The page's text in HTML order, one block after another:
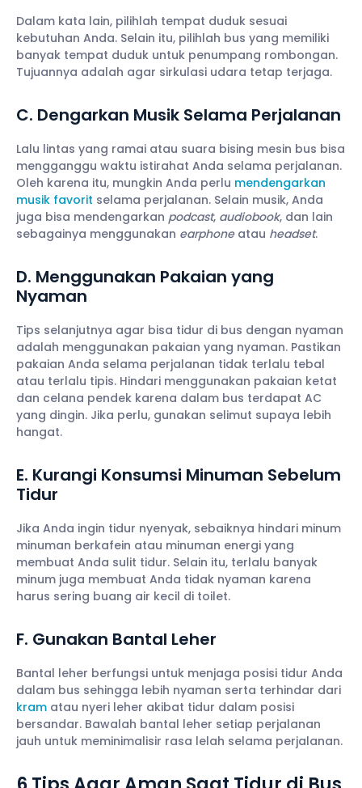
Dalam kata lain, pilihlah tempat duduk sesuai
kebutuhan Anda. Selain itu, pilihlah bus yang memiliki
banyak tempat duduk untuk penumpang rombongan.
Tujuannya adalah agar sirkulasi udara tetap terjaga.
C. Dengarkan Musik Selama Perjalanan
Lalu lintas yang ramai atau suara bising mesin bus bisa
mengganggu waktu istirahat Anda selama perjalanan.
Oleh karena itu, mungkin Anda perlu mendengarkan
musik favorit selama perjalanan. Selain musik, Anda
juga bisa mendengarkan podcast, audiobook, dan lain
sebagainya menggunakan earphone atau headset.
D. Menggunakan Pakaian yang
Nyaman
Tips selanjutnya agar bisa tidur di bus dengan nyaman
adalah menggunakan pakaian yang nyaman. Pastikan
pakaian Anda selama perjalanan tidak terlalu tebal
atau terlalu tipis. Hindari menggunakan pakaian ketat
dan celana pendek karena dalam bus terdapat AC
yang dingin. Jika perlu, gunakan selimut supaya lebih
hangat.
E. Kurangi Konsumsi Minuman Sebelum
Tidur
Jika Anda ingin tidur nyenyak, sebaiknya hindari minum
minuman berkafein atau minuman energi yang
membuat Anda sulit tidur. Selain itu, terlalu banyak
minum juga membuat Anda tidak nyaman karena
harus sering buang air kecil di toilet.
F. Gunakan Bantal Leher
Bantal leher berfungsi untuk menjaga posisi tidur Anda
dalam bus sehingga lebih nyaman serta terhindar dari
kram atau nyeri leher akibat tidur dalam posisi
bersandar. Bawalah bantal leher setiap perjalanan
jauh untuk meminimalisir rasa lelah selama perjalanan.